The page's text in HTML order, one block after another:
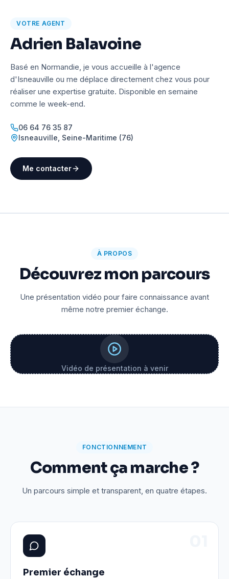
VOTRE AGENT
Adrien Balavoine
Basé en Normandie, je vous accueille à l'agence
d'Isneauville ou me déplace directement chez vous pour
réaliser une expertise gratuite. Disponible en semaine
comme le week-end.
06 64 76 35 87
Isneauville Seine-Maritime (76)
Me contacter
À PROPOS
Découvrez mon parcours
Une présentation vidéo pour faire connaissance avant
même notre premier échange.
Vidéo de présentation à venir
FONCTIONNEMENT
Comment ça marche ?
Un parcours simple et transparent, en quatre étapes.
Premier échange